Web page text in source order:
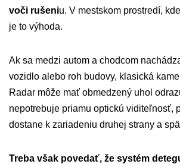
voči rušeniu. V mestskom prostredí,
je to výhoda.
Ak sa medzi autom a chodcom
vozidlo alebo roh budovy, klasická
Radar môže mať obmedzený uhol
nepotrebuje priamu optickú viditeľnosť,
dostane k zariadeniu druhej strany a
Treba však povedať, že systém